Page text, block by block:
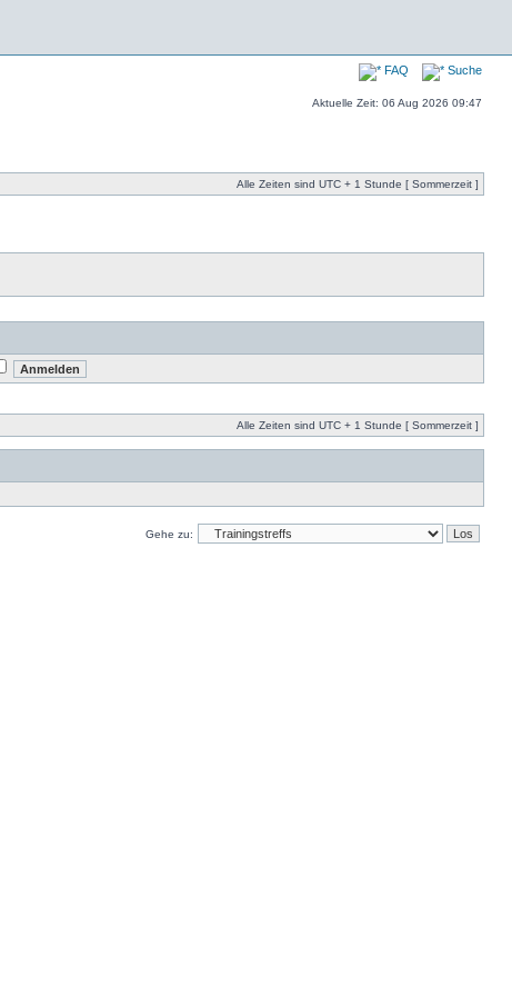
FAQ Suche
Aktuelle Zeit: 06 Aug 2026 09:47
Alle Zeiten sind UTC + 1 Stunde [ Sommerzeit ]
Alle Zeiten sind UTC + 1 Stunde [ Sommerzeit ]
Gehe zu: